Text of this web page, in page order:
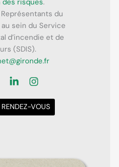
des risques.
du
sein du Service
d’incendie et de
(SDIS).
RENDEZ-VOUS